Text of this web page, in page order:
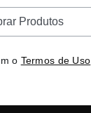
Produtos
o Termos de Uso